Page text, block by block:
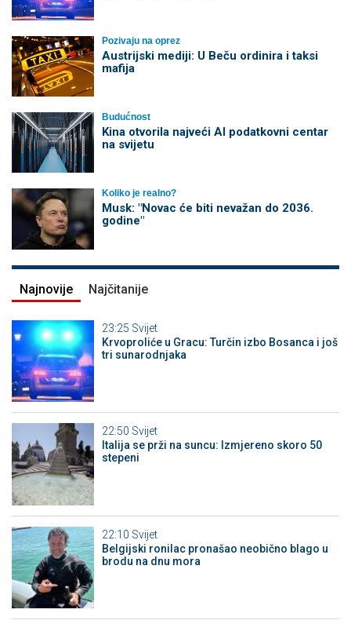
Pozivaju na oprez
Austrijski mediji: U Beču ordinira i taksi
mafija
Budućnost
Kina otvorila najveći AI podatkovni centar
na svijetu
Koliko je realno?
Musk: "Novac će biti nevažan do 2036.
godine"
Najnovije Najčitanije
23:25 Svijet
Krvoproliće u Gracu: Turčin izbo Bosanca i još
tri sunarodnjaka
22:50 Svijet
Italija se prži na suncu: Izmjereno skoro 50
stepeni
22:10 Svijet
Belgijski ronilac pronašao neobično blago u
brodu na dnu mora